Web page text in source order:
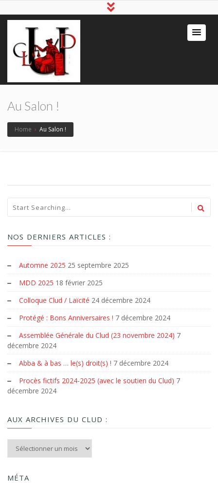
Au Salon !
Home › Au Salon !
NOS DERNIERS ARTICLES :
Automne 2025 25 septembre 2025
MDD 2025 18 février 2025
Colloque Clud / Laïcité 24 décembre 2024
Protégé : Bons Anniversaires ! 7 décembre 2024
Assemblée Générale du Clud (23 novembre 2024) 7
décembre 2024
Abba & à bas … le(s) droit(s) ! 7 décembre 2024
Procès fictifs 2024-2025 (avec le soutien du Clud) 7
décembre 2024
AUX ARCHIVES DU CLUD :
Aux archives du Clud :
MÉTA